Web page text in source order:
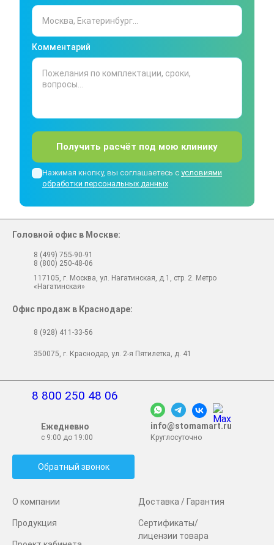
Комментарий
Получить расчёт под мою клинику
Нажимая кнопку, вы соглашаетесь с условиями
обработки персональных данных
О компании
Продукция
Доставка / Гарантия
Сертификаты/
лицензии товара
8 800 250 48 06
Ежедневно
с 9:00 до 19:00
info@stomamart.ru
Круглосуточно
Обратный звонок
Головной офис в Москве:
8 (499) 755-90-91
8 (800) 250-48-06
117105, г. Москва, ул. Нагатинская, д.1, стр. 2. Метро
«Нагатинская»
Офис продаж в Краснодаре:
8 (928) 411-33-56
350075, г. Краснодар, ул. 2-я Пятилетка, д. 41